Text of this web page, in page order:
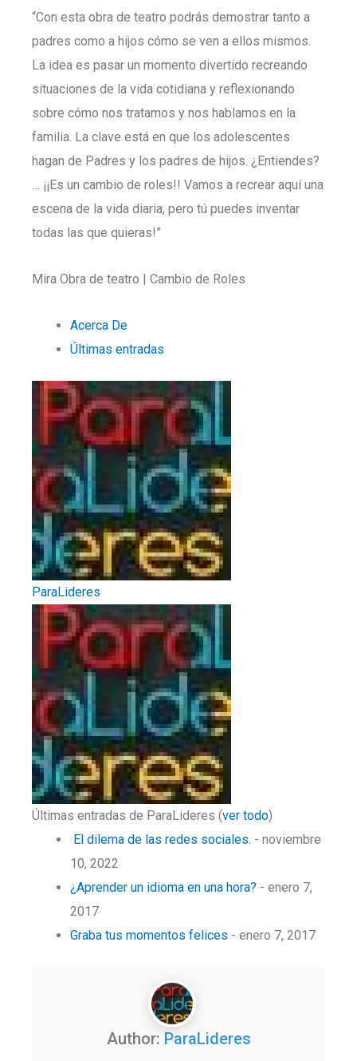
“Con esta obra de teatro podrás demostrar tanto a
padres como a hijos cómo se ven a ellos mismos.
La idea es pasar un momento divertido recreando
situaciones de la vida cotidiana y reflexionando
sobre cómo nos tratamos y nos hablamos en la
familia. La clave está en que los adolescentes
hagan de Padres y los padres de hijos. ¿Entiendes?
… ¡¡Es un cambio de roles!! Vamos a recrear aquí una
escena de la vida diaria, pero tú puedes inventar
todas las que quieras!”
Mira Obra de teatro | Cambio de Roles
Acerca De
Últimas entradas
ParaLideres
Últimas entradas de ParaLideres (ver todo)
El dilema de las redes sociales. - noviembre
10, 2022
¿Aprender un idioma en una hora? - enero 7,
2017
Graba tus momentos felices - enero 7, 2017
Author: ParaLideres